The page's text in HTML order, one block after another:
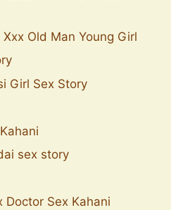
Old Man Young Girl
Girl Sex Story
sex story
Doctor Sex Kahani